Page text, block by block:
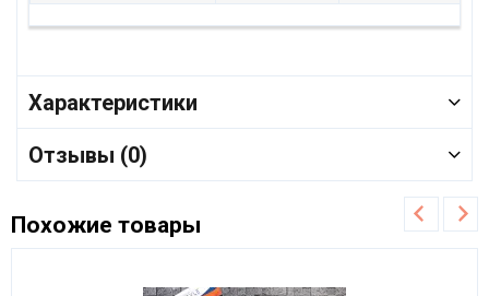
Характеристики
Отзывы (0)
Похожие товары